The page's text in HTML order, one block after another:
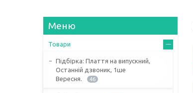
Товари
Підбірка: Плаття на випускний,
Останній дзвоник, 1ше
Вересня.
46